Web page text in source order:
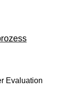
Evaluation